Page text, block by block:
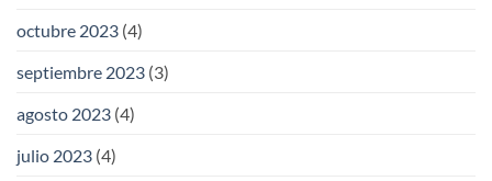
octubre 2023 (4)
septiembre 2023 (3)
agosto 2023 (4)
julio 2023 (4)